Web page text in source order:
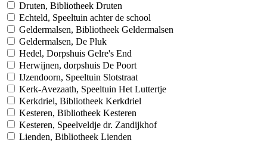
Druten, Bibliotheek Druten
Echteld, Speeltuin achter de school
Geldermalsen, Bibliotheek Geldermalsen
Geldermalsen, De Pluk
Hedel, Dorpshuis Gelre's End
Herwijnen, dorpshuis De Poort
IJzendoorn, Speeltuin Slotstraat
Kerk-Avezaath, Speeltuin Het Luttertje
Kerkdriel, Bibliotheek Kerkdriel
Kesteren, Bibliotheek Kesteren
Kesteren, Speelveldje dr. Zandijkhof
Lienden, Bibliotheek Lienden